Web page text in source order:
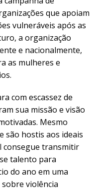
que apoiam
vulneráveis após as
a organização
e nacionalmente,
as mulheres e
com escassez de
sua missão e visão
Mesmo
são hostis aos ideais
consegue transmitir
talento para
do ano em uma
violência